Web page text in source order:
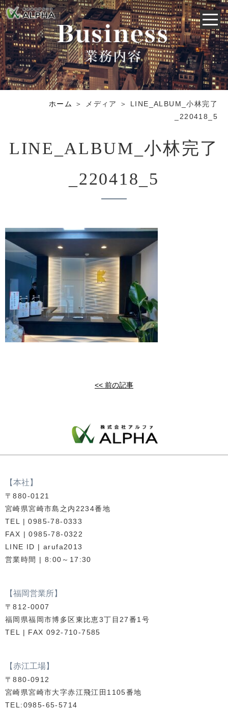
ホーム
＞ メディア ＞ LINE_ALBUM_小林完了
_220418_5
LINE_ALBUM_小林完了
_220418_5
<< 前の記事
【本社】
〒880-0121
宮崎県宮崎市島之内2234番地
TEL | 0985-78-0333
FAX | 0985-78-0322
LINE ID | arufa2013
営業時間 | 8:00～17:30
【福岡営業所】
〒812-0007
福岡県福岡市博多区東比恵3丁目27番1号
TEL | FAX 092-710-7585
【赤江工場】
〒880-0912
宮崎県宮崎市大字赤江飛江田1105番地
TEL:0985-65-5714